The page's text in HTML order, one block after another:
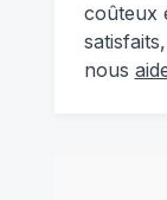
coûteux
nous